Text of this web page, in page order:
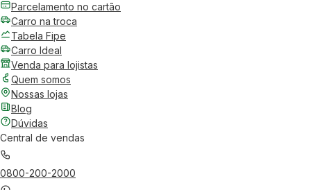
Parcelamento no cartão
Carro na troca
Tabela Fipe
Carro Ideal
Venda para lojistas
Quem somos
Nossas lojas
Blog
Dúvidas
Central de vendas
0800-200-2000